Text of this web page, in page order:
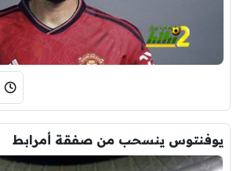
يوفنتوس ينسحب من صفقة أمرابط